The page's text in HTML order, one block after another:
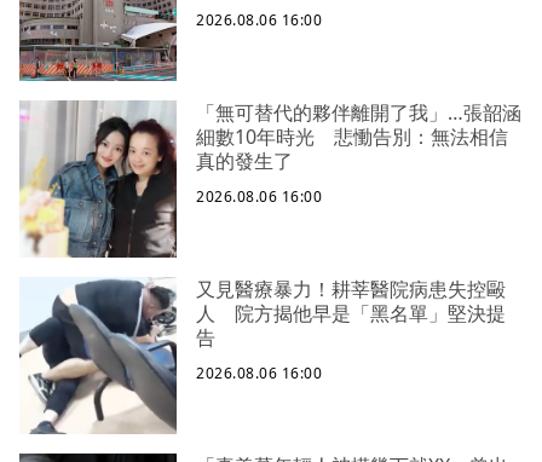
2026.08.06 16:00
「無可替代的夥伴離開了我」…張韶涵
細數10年時光 悲慟告別：無法相信
真的發生了
2026.08.06 16:00
又見醫療暴力！耕莘醫院病患失控毆
人 院方揭他早是「黑名單」堅決提
告
2026.08.06 16:00